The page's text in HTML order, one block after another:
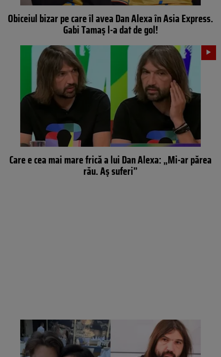
Obiceiul bizar pe care îl avea Dan Alexa în Asia Express.
Gabi Tamaș l-a dat de gol!
Care e cea mai mare frică a lui Dan Alexa: „Mi-ar părea
rău. Aș suferi”